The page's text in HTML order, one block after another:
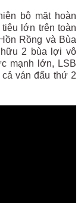
bộ mặt hoàn
lớn trên toàn
Rồng và Bùa
2 bùa lợi vô
mạnh lớn, LSB
ván đấu thứ 2